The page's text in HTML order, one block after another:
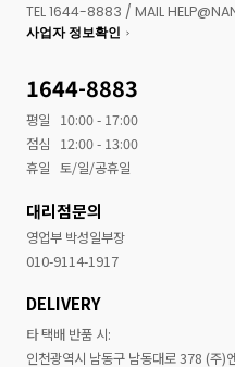
TEL 1644-8883 / MAIL
사업자 정보확인
1644-8883
평일
10:00 - 17:00
점심
12:00 - 13:00
휴일 토/일/공휴일
대리점문의
영업부 박성일부장
010-9114-1917
DELIVERY
타 택배 반품 시:
인천광역시 남동구 남동대로 378 (주)